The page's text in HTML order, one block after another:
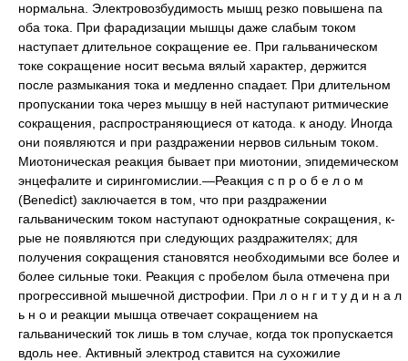
нормальна. Электровозбудимость мышц резко повышена па
оба тока. При фарадизации мышцы даже слабым током
наступает длительное сокращение ее. При гальваническом
токе сокращение носит весьма вялый характер, держится
после размыкания тока и медленно спадает. При длительном
пропускании тока через мышцу в ней наступают ритмические
сокращения, распространяющиеся от катода. к аноду. Иногда
они появляются и при раздражении нервов сильным током.
Миотоническая реакция бывает при миотонии, эпидемическом
энцефалите и сирингомислии.—Реакция с п р о б е л о м
(Benedict) заключается в том, что при раздражении
гальваническим током наступают однократные сокращения, к-
рые не появляются при следующих раздражителях; для
получения сокращения становятся необходимыми все более и
более сильные токи. Реакция с пробелом была отмечена при
прогрессивной мышечной дистрофии. При л о н г и т у д и н а л
ь н о и реакции мышца отвечает сокращением на
гальванический ток лишь в том случае, когда ток пропускается
вдоль нее. Активный электрод ставится на сухожилие